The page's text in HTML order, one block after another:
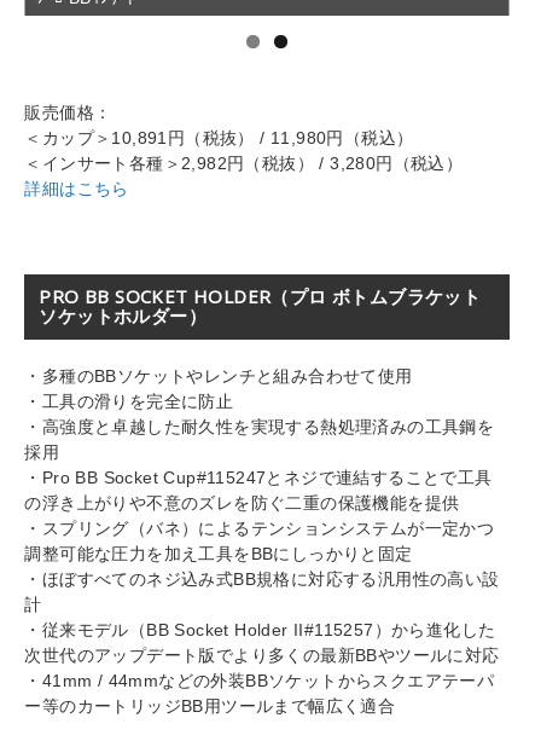
販売価格：
＜カップ＞10,891円（税抜） / 11,980円（税込）
＜インサート各種＞2,982円（税抜） / 3,280円（税込）
詳細はこちら
PRO BB SOCKET HOLDER（プロ ボトムブラケット
ソケットホルダー）
・多種のBBソケットやレンチと組み合わせて使用
・工具の滑りを完全に防止
・高強度と卓越した耐久性を実現する熱処理済みの工具鋼を
採用
・Pro BB Socket Cup#115247とネジで連結することで工具
の浮き上がりや不意のズレを防ぐ二重の保護機能を提供
・スプリング（バネ）によるテンションシステムが一定かつ
調整可能な圧力を加え工具をBBにしっかりと固定
・ほぼすべてのネジ込み式BB規格に対応する汎用性の高い設
計
・従来モデル（BB Socket Holder II#115257）から進化した
次世代のアップデート版でより多くの最新BBやツールに対応
・41mm / 44mmなどの外装BBソケットからスクエアテーパ
ー等のカートリッジBB用ツールまで幅広く適合